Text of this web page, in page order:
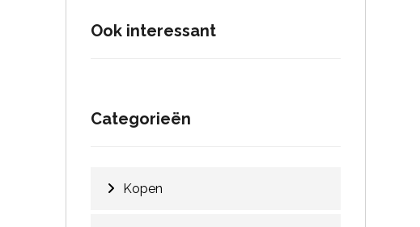
Ook interessant
Categorieën
Kopen